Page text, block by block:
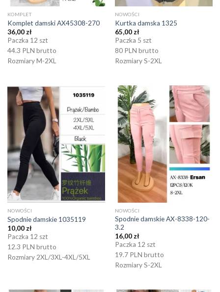
KOMPLET
Komplet damski AX45308-270
36,00 zł
Paczka 12 szt
44.3 PLN brutto
Rozmiary M-2XL
NOWOŚCI
Kurtka damska 1325
65,00 zł
Paczka 5 szt
80 PLN brutto
Rozmiary S-2XL
NOWOŚCI
Spodnie damskie 1035119
10,00 zł
Paczka 12 szt
12.3 PLN brutto
Rozmiary 2XL/3XL-4XL/5XL
NOWOŚCI
Spodnie damskie AX-8338-120-
3.2
16,00zł
Paczka 12 szt
19.7 PLN brutto
Rozmiary S-2XL